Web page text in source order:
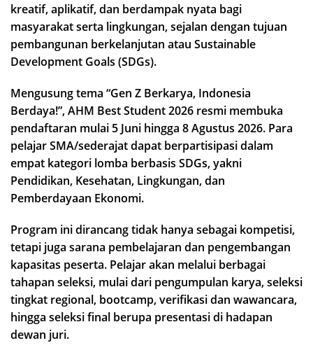
kreatif, aplikatif, dan berdampak nyata bagi
masyarakat serta lingkungan, sejalan dengan tujuan
pembangunan berkelanjutan atau Sustainable
Development Goals (SDGs).
Mengusung tema “Gen Z Berkarya, Indonesia
Berdaya!”, AHM Best Student 2026 resmi membuka
pendaftaran mulai 5 Juni hingga 8 Agustus 2026. Para
pelajar SMA/sederajat dapat berpartisipasi dalam
empat kategori lomba berbasis SDGs, yakni
Pendidikan, Kesehatan, Lingkungan, dan
Pemberdayaan Ekonomi.
Program ini dirancang tidak hanya sebagai kompetisi,
tetapi juga sarana pembelajaran dan pengembangan
kapasitas peserta. Pelajar akan melalui berbagai
tahapan seleksi, mulai dari pengumpulan karya, seleksi
tingkat regional, bootcamp, verifikasi dan wawancara,
hingga seleksi final berupa presentasi di hadapan
dewan juri.